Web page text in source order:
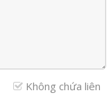
Không chứa liên